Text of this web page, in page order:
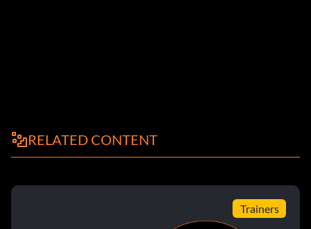
RELATED CONTENT
Trainers